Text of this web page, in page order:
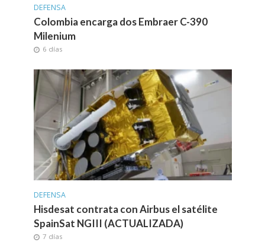
DEFENSA
Colombia encarga dos Embraer C-390
Milenium
6 días
DEFENSA
Hisdesat contrata con Airbus el satélite
SpainSat NGIII (ACTUALIZADA)
7 días